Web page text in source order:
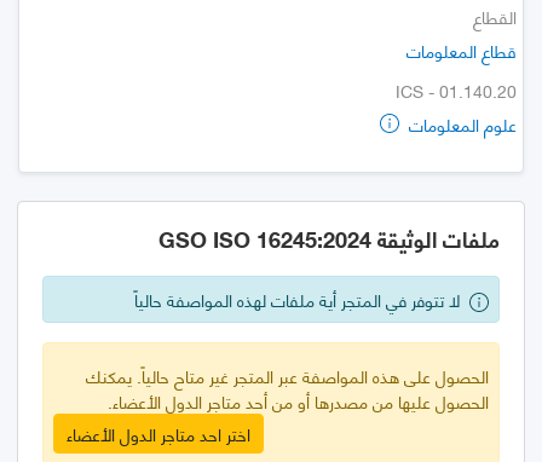
القطاع
قطاع المعلومات
ICS - 01.140.20
علوم المعلومات
ملفات الوثيقة GSO ISO 16245:2024
لا تتوفر في المتجر أية ملفات لهذه المواصفة حالياً
الحصول على هذه المواصفة عبر المتجر غير متاح حالياً. يمكنك
الحصول عليها من مصدرها أو من أحد متاجر الدول الأعضاء.
اختر احد متاجر الدول الأعضاء